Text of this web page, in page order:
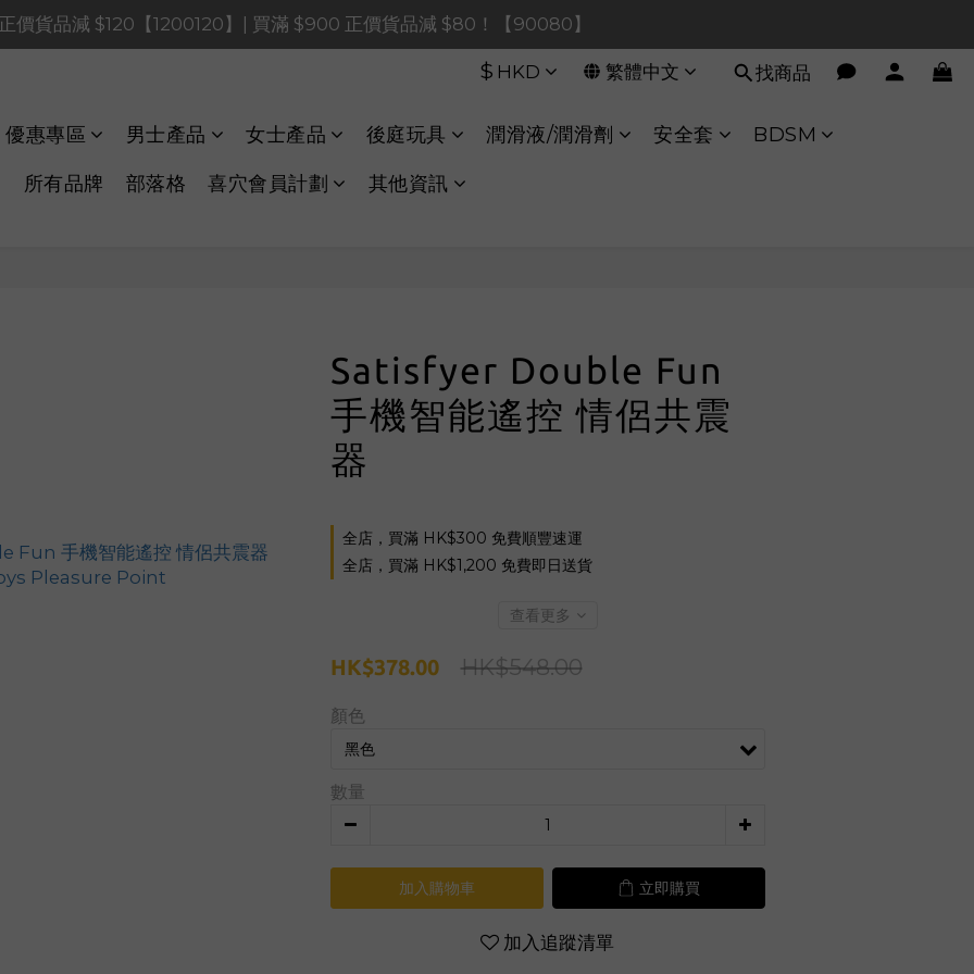
價貨品減 $120【1200120】| 買滿 $900 正價貨品減 $80！【90080】
價貨品減 $120【1200120】| 買滿 $900 正價貨品減 $80！【90080】
正價貨品減 $40【60040】| 買滿 $400 正價貨品減 $20【40020】
Payments FPS將於 2026 年 8 月 9 日（日）凌晨 01:00 至 11:00 暫停交易
價貨品減 $120【1200120】| 買滿 $900 正價貨品減 $80！【90080】
$ HKD 繁體中文 找商品
優惠專區 男士產品 女士產品 後庭玩具 潤滑液/潤滑劑 安全套 BDSM
所有品牌 部落格 喜穴會員計劃 其他資訊
Satisfyer Double Fun
手機智能遙控 情侶共震
器
全店，買滿 HK$300 免費順豐速運
全店，買滿 HK$1,200 免費即日送貨
查看更多
HK$548.00
HK$378.00
顏色
數量
加入購物車 立即購買
加入追蹤清單